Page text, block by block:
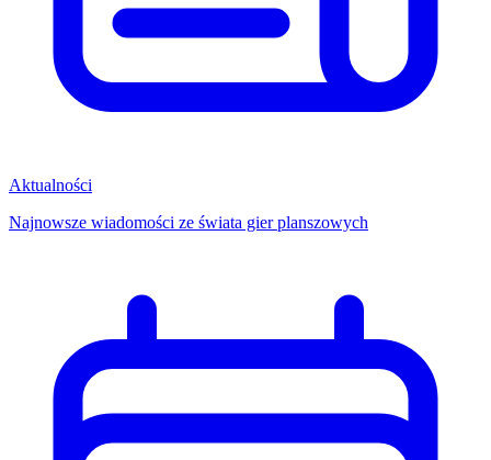
Aktualności
Najnowsze wiadomości ze świata gier planszowych